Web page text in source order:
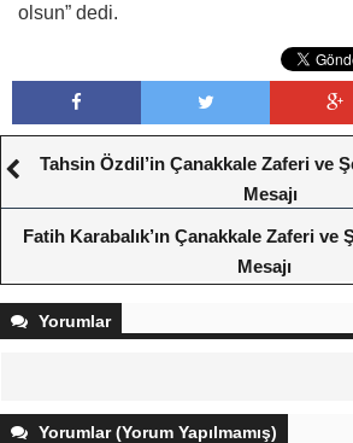
olsun” dedi.
Tahsin Özdil’in Çanakkale Zaferi ve
Mesajı
Fatih Karabalık’ın Çanakkale Zaferi
Mesajı
Yorumlar
Yorumlar (Yorum Yapılmamış)